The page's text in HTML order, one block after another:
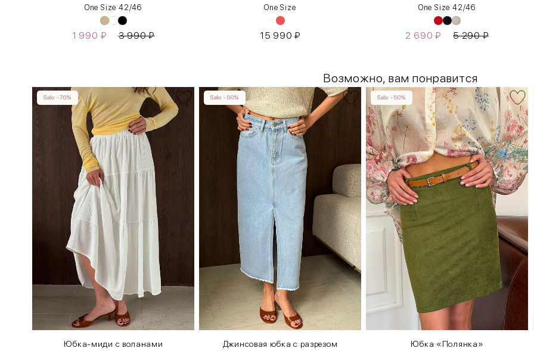
One Size 42/46
1 990 ₽ 3 990₽
One Size
15 990₽
One Size 42/46
2 690₽ 5 290₽
Возможно, вам понравится
Sale -70%
Юбка-миди с воланами
Sale -50%
Джинсовая юбка с разрезом
Sale -50%
Юбка «Полянка»